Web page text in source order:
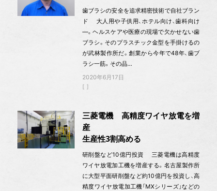
歯ブラシの安全を追求精密技術で自社ブラン
ド 大人用や子供用、ホテル向け、歯科向け
—。ヘルスケアや医療の現場で欠かせない歯
ブラシ。そのプラスチック金型を手掛けるの
が武林製作所だ。創業から今年で48年、歯ブ
ラシ一筋。その品…
2020年6月17日
三菱電機 高精度ワイヤ放電を増
産
生産性3割高める
研削盤など10億円投資 三菱電機は高精度
ワイヤ放電加工機を増産する。名古屋製作所
に大型平面研削盤など約10億円を投資し、高
精度ワイヤ放電加工機「MXシリーズ」などの